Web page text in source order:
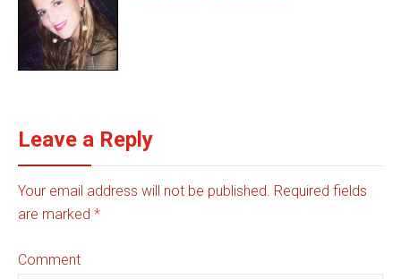
Leave a Reply
Your email address will not be published. Required fields
are marked *
Comment